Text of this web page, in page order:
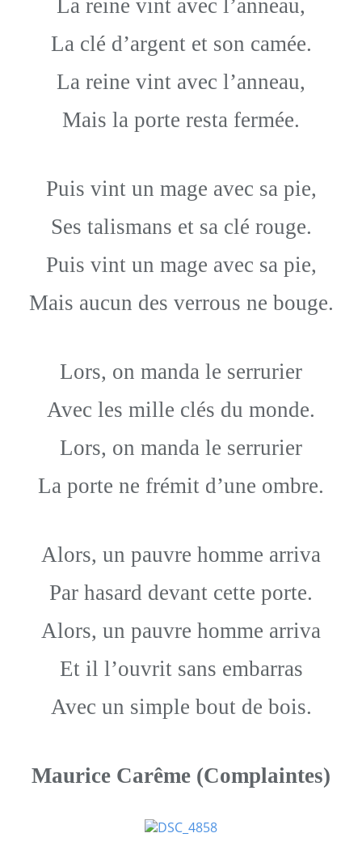
La reine vint avec l’anneau,
La clé d’argent et son camée.
La reine vint avec l’anneau,
Mais la porte resta fermée.
Puis vint un mage avec sa pie,
Ses talismans et sa clé rouge.
Puis vint un mage avec sa pie,
Mais aucun des verrous ne bouge.
Lors, on manda le serrurier
Avec les mille clés du monde.
Lors, on manda le serrurier
La porte ne frémit d’une ombre.
Alors, un pauvre homme arriva
Par hasard devant cette porte.
Alors, un pauvre homme arriva
Et il l’ouvrit sans embarras
Avec un simple bout de bois.
Maurice Carême (Complaintes)